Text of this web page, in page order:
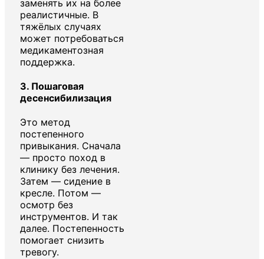
заменять их на более
реалистичные. В
тяжёлых случаях
может потребоваться
медикаментозная
поддержка.
3. Пошаговая
десенсибилизация
Это метод
постепенного
привыкания. Сначала
— просто поход в
клинику без лечения.
Затем — сидение в
кресле. Потом —
осмотр без
инструментов. И так
далее. Постепенность
помогает снизить
тревогу.